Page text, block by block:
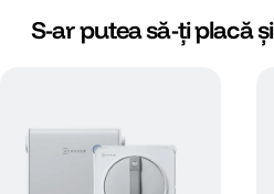
S-ar putea să-ți placă și